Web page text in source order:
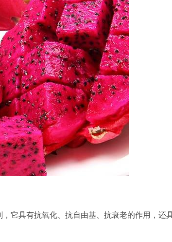
它具有抗氧化、抗自由基、抗衰老的作用，还